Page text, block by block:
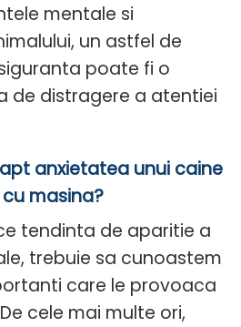
mentale si
un astfel de
poate fi o
de distragere a atentiei
anxietatea unui caine
masina?
tendinta de aparitie a
trebuie sa cunoastem
care le provoaca
cele mai multe ori,